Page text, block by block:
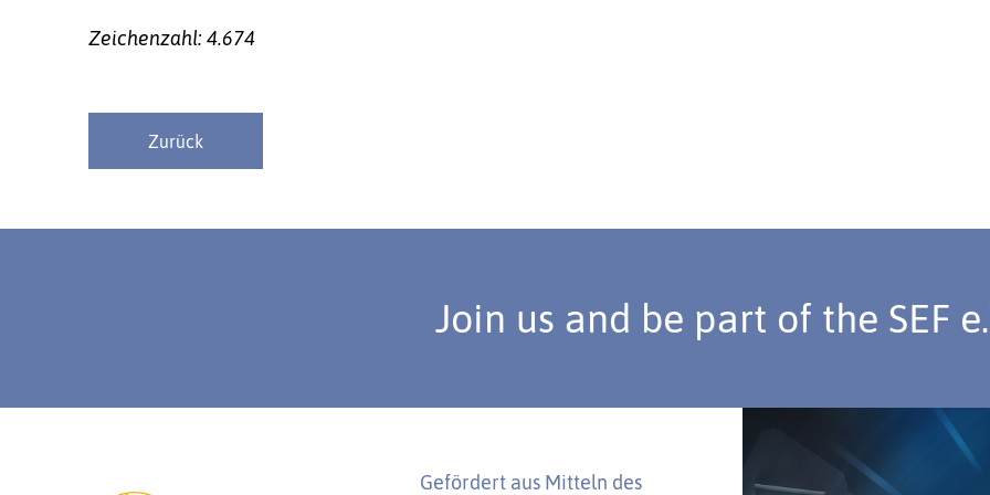
Zeichenzahl: 4.674
Zurück
Join us and be part of the SEF
Gefördert aus Mitteln des